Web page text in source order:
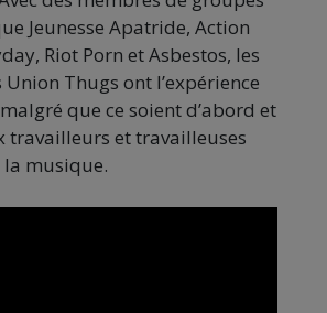
Jeunesse Apatride, Action
Riot Porn et Asbestos, les
Thugs ont l’expérience
que ce soient d’abord et
travailleurs et travailleuses
musique.